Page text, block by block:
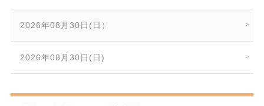
2026年08月30日(日）
2026年08月30日(日)